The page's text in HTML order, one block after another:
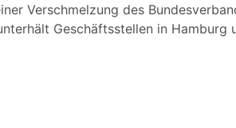
Verschmelzung des
Geschäftsstellen in Hamburg